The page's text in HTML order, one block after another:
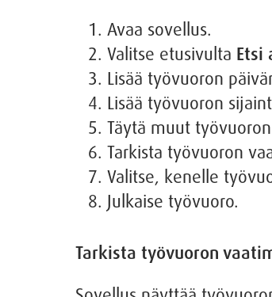
Avaa sovellus.
Valitse etusivulta Etsi
Lisää työvuoron
Lisää työvuoron
Täytä muut
Tarkista työvuoron
Valitse, kenelle
Julkaise työvuoro.
Tarkista työvuoron